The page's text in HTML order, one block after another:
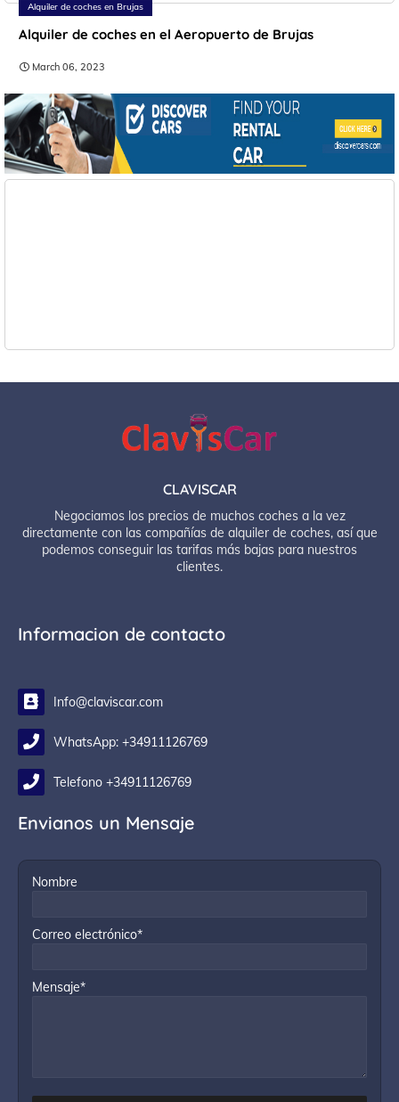
Alquiler de coches en Brujas
Alquiler de coches en el Aeropuerto de Brujas
March 06, 2023
CLAVISCAR
Negociamos los precios de muchos coches a la vez
directamente con las compañías de alquiler de coches, así que
podemos conseguir las tarifas más bajas para nuestros
clientes.
Informacion de contacto
Info@claviscar.com
WhatsApp: +34911126769
Telefono +34911126769
Envianos un Mensaje
Nombre
Correo electrónico*
Mensaje*